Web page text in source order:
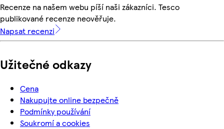
Recenze na našem webu píší naši zákazníci. Tesco
publikované recenze neověřuje.
Napsat recenzi
Užitečné odkazy
Cena
Nakupujte online bezpečně
Podmínky používání
Soukromí a cookies